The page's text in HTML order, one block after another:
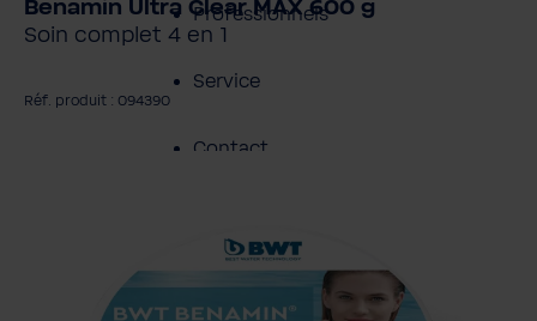
Professionnels
Service
Contact
Benamin Ultra Clear MAX 600 g
Soin complet 4 en 1
Réf. produit : 094390